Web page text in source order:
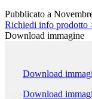
Pubblicato a
Richiedi info prodotto
Download immagine
Download
Download